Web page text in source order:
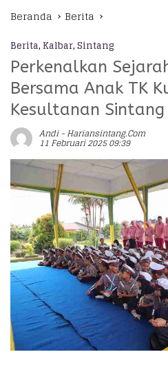
Beranda Berita
Berita, Kalbar,Sintang
Perkenalkan
Bersama Anak TK
Kesultanan Sintang
Andi - Hariansintang.com
11 Februari 2025 09:39